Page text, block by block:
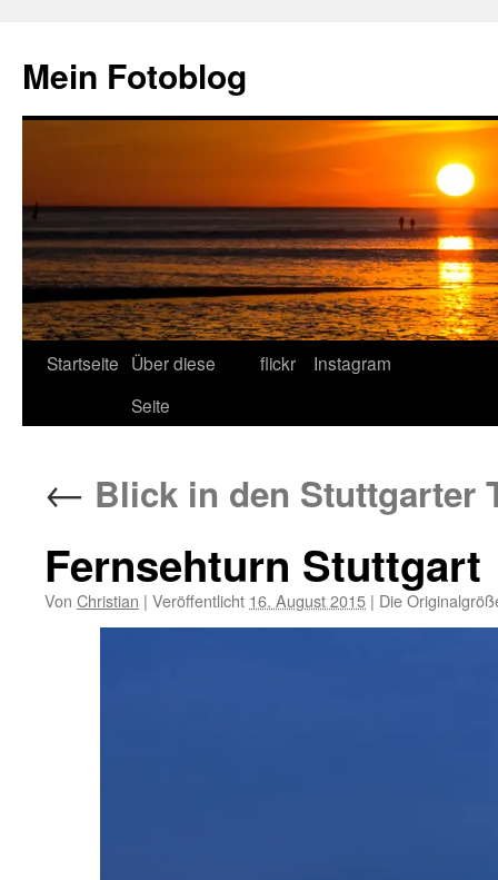
springen
Mein Fotoblog
Startseite Über diese
Seite
flickr Instagram
← Blick in den Stuttgarter
Fernsehturn Stuttgart
Von Christian | Veröffentlicht 16. August 2015 | Die